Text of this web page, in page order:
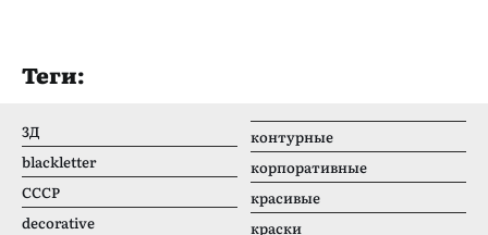
Теги:
3Д
blackletter
CCCР
decorative
контурные
корпоративные
красивые
краски